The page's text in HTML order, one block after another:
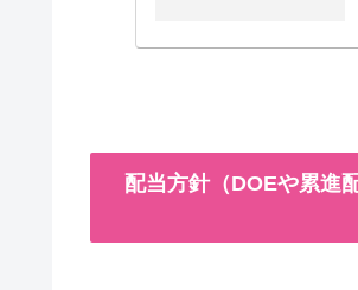
配当方針（DOEや累進